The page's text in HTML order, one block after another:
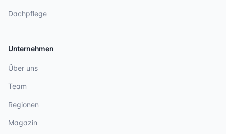
Dachpflege
Unternehmen
Über uns
Team
Regionen
Magazin